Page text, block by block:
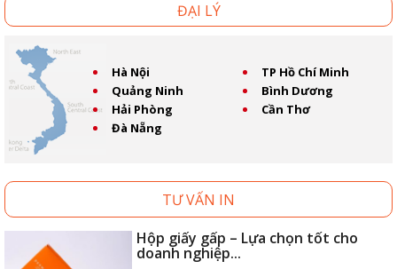
ĐẠI LÝ
Hà Nội
TP Hồ Chí Minh
Quảng Ninh
Bình Dương
Hải Phòng
Cần Thơ
Đà Nẵng
TƯ VẤN IN
Hộp giấy gấp – Lựa chọn tốt cho
doanh nghiệp...